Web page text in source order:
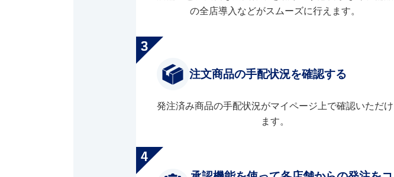
の全店導入などがスムーズに行えます。
注文商品の手配状況を確認する
発注済み商品の手配状況がマイページ上で確認いただけ
ます。